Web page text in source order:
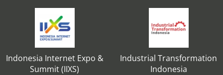
Indonesia Internet Expo &
Summit (IIXS)
Industrial Transformation
Indonesia